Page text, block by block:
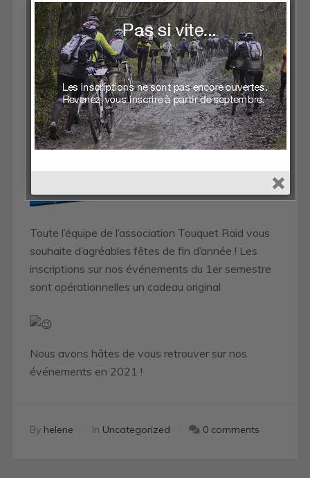
DÉCEMBRE 14, 2020
Belles fêtes de fin d’année!
Toute l’équipe de l’association Touquet Raid vous
souhaite d’agréables fêtes de fin d’année ! Les
inscriptions sur nos événements du 1er semestre
sont opérationnelles un cadeau original
Nous avons hâtes de vous retrouver sur nos
événements en 2021 !
By helene In Uncategorized 0 comments